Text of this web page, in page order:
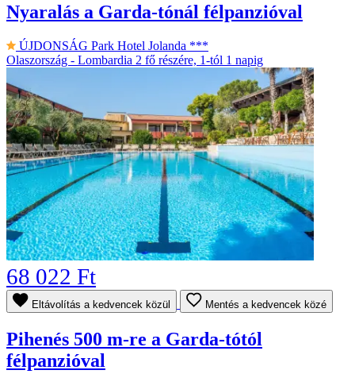
Nyaralás a Garda-tónál félpanzióval
ÚJDONSÁG Park Hotel Jolanda ***
Olaszország - Lombardia 2 fő részére, 1-tól 1 napig
68 022 Ft
Eltávolítás a kedvencek közül Mentés a kedvencek közé
Pihenés 500 m-re a Garda-tótól
félpanzióval